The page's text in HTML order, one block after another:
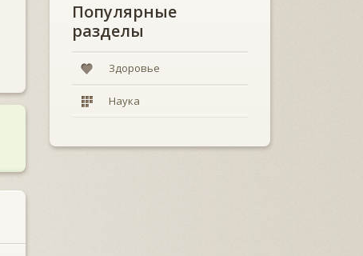
Популярные
разделы
Здоровье
Наука